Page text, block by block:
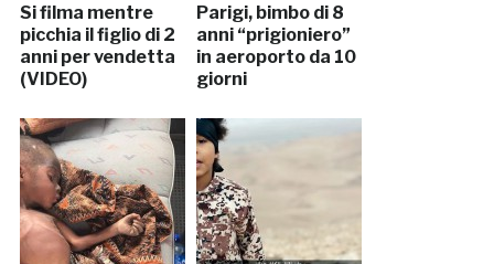
Si filma mentre
picchia il figlio di 2
anni per vendetta
(VIDEO)
Parigi, bimbo di 8
anni “prigioniero”
in aeroporto da 10
giorni